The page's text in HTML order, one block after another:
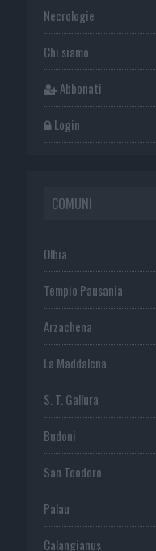
Necrologie
Chi siamo
Abbonati
Login
COMUNI
Olbia
Tempio Pausania
Arzachena
La Maddalena
S. T. Gallura
Budoni
San Teodoro
Palau
Calangianus